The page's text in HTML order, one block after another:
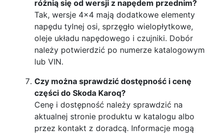
różnią się od wersji z napędem przednim?
Tak, wersje 4x4 mają dodatkowe elementy
napędu tylnej osi, sprzęgło wielopłytkowe,
oleje układu napędowego i czujniki. Dobór
należy potwierdzić po numerze katalogowym
lub VIN.
Czy można sprawdzić dostępność i cenę
części do Skoda Karoq?
Cenę i dostępność należy sprawdzić na
aktualnej stronie produktu w katalogu albo
przez kontakt z doradcą. Informacje mogą